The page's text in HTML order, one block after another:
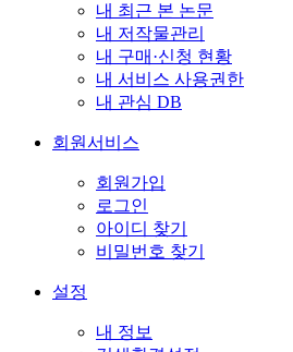
내 최근 본 논문
내 저작물관리
내 구매·신청 현황
내 서비스 사용권한
내 관심 DB
회원서비스
회원가입
로그인
아이디 찾기
비밀번호 찾기
설정
내 정보